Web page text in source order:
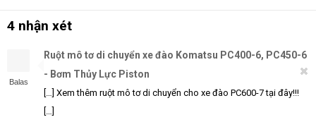
4 nhận xét
Balas
Ruột mô tơ di chuyển xe đào Komatsu PC400-6, PC450-6
- Bơm Thủy Lực Piston
[…] Xem thêm ruột mô tơ di chuyển cho xe đào PC600-7 tại đây!!!
[…]